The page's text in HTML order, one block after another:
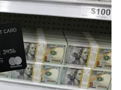
ಖರೀದಿ
ಇಷ್ಟೊಂದಾ?